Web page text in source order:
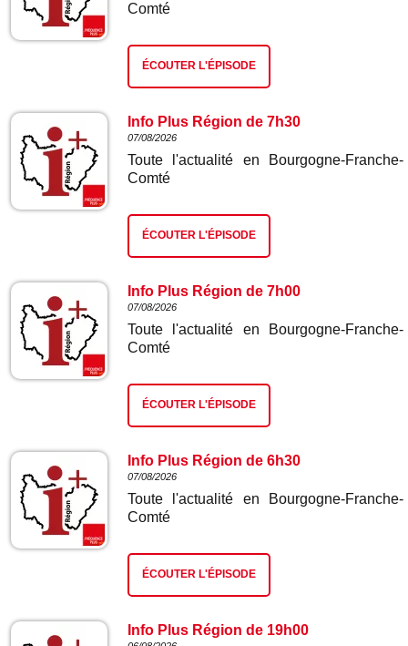
Comté
ÉCOUTER L'ÉPISODE
Info Plus Région de 7h30
07/08/2026
Toute l'actualité en Bourgogne-Franche-
Comté
ÉCOUTER L'ÉPISODE
Info Plus Région de 7h00
07/08/2026
Toute l'actualité en Bourgogne-Franche-
Comté
ÉCOUTER L'ÉPISODE
Info Plus Région de 6h30
07/08/2026
Toute l'actualité en Bourgogne-Franche-
Comté
ÉCOUTER L'ÉPISODE
Info Plus Région de 19h00